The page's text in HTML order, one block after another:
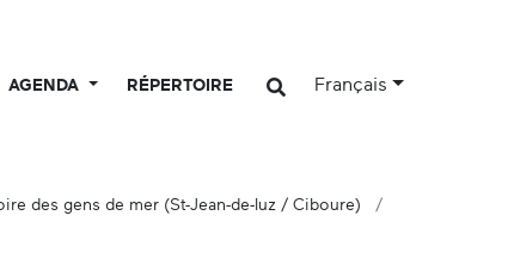
AGENDA RÉPERTOIRE Français
des gens de mer (St-Jean-de-luz / Ciboure)